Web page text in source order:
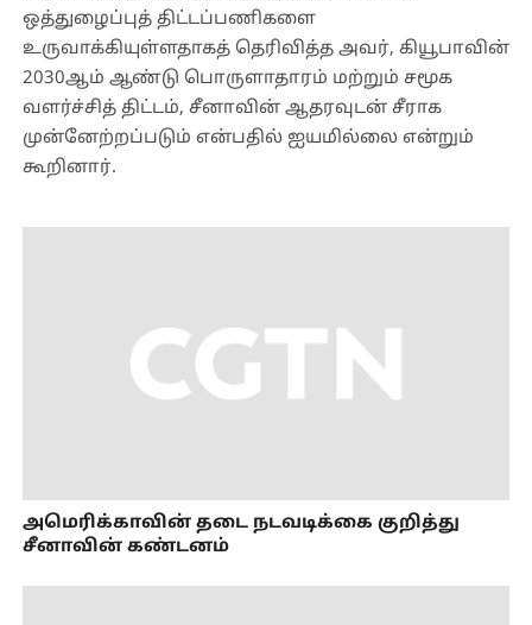
ஒத்துழைப்புத் திட்டப்பணிகளை
உருவாக்கியுள்ளதாகத் தெரிவித்த அவர், கியூபாவின்
2030ஆம் ஆண்டு பொருளாதாரம் மற்றும் சமூக
வளர்ச்சித் திட்டம், சீனாவின் ஆதரவுடன் சீராக
முன்னேற்றப்படும் என்பதில் ஐயமில்லை என்றும்
கூறினார்.
அமெரிக்காவின் தடை நடவடிக்கை குறித்து
சீனாவின் கண்டனம்